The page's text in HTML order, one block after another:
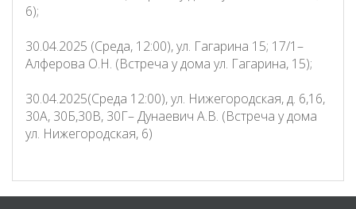
6);
30.04.2025 (Среда, 12:00), ул. Гагарина 15; 17/1–
Алферова О.Н. (Встреча у дома ул. Гагарина, 15);
30.04.2025(Среда 12:00), ул. Нижегородская, д. 6,16,
30А, 30Б,30В, 30Г– Дунаевич А.В. (Встреча у дома
ул. Нижегородская, 6)